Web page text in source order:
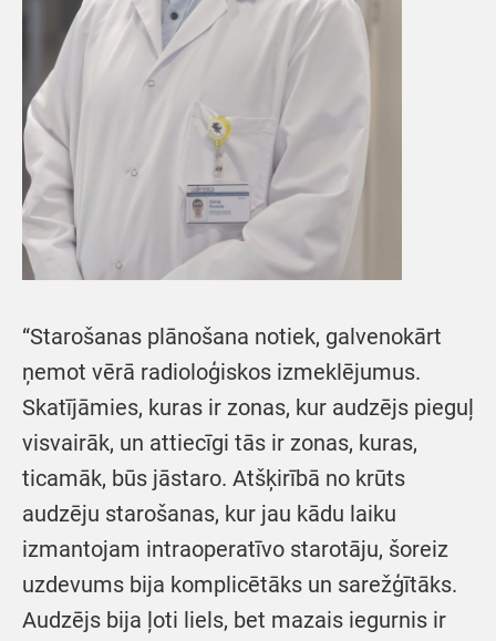
“Starošanas plānošana notiek, galvenokārt
ņemot vērā radioloģiskos izmeklējumus.
Skatījāmies, kuras ir zonas, kur audzējs pieguļ
visvairāk, un attiecīgi tās ir zonas, kuras,
ticamāk, būs jāstaro. Atšķirībā no krūts
audzēju starošanas, kur jau kādu laiku
izmantojam intraoperatīvo starotāju, šoreiz
uzdevums bija komplicētāks un sarežģītāks.
Audzējs bija ļoti liels, bet mazais iegurnis ir